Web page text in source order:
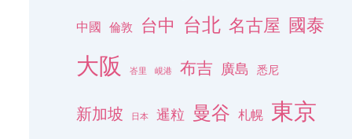
中國 倫敦 台中 台北 名古屋 國泰
大阪 峇里 峴港 布吉 廣島 悉尼
新加坡 日本 暹粒 曼谷 札幌 東京